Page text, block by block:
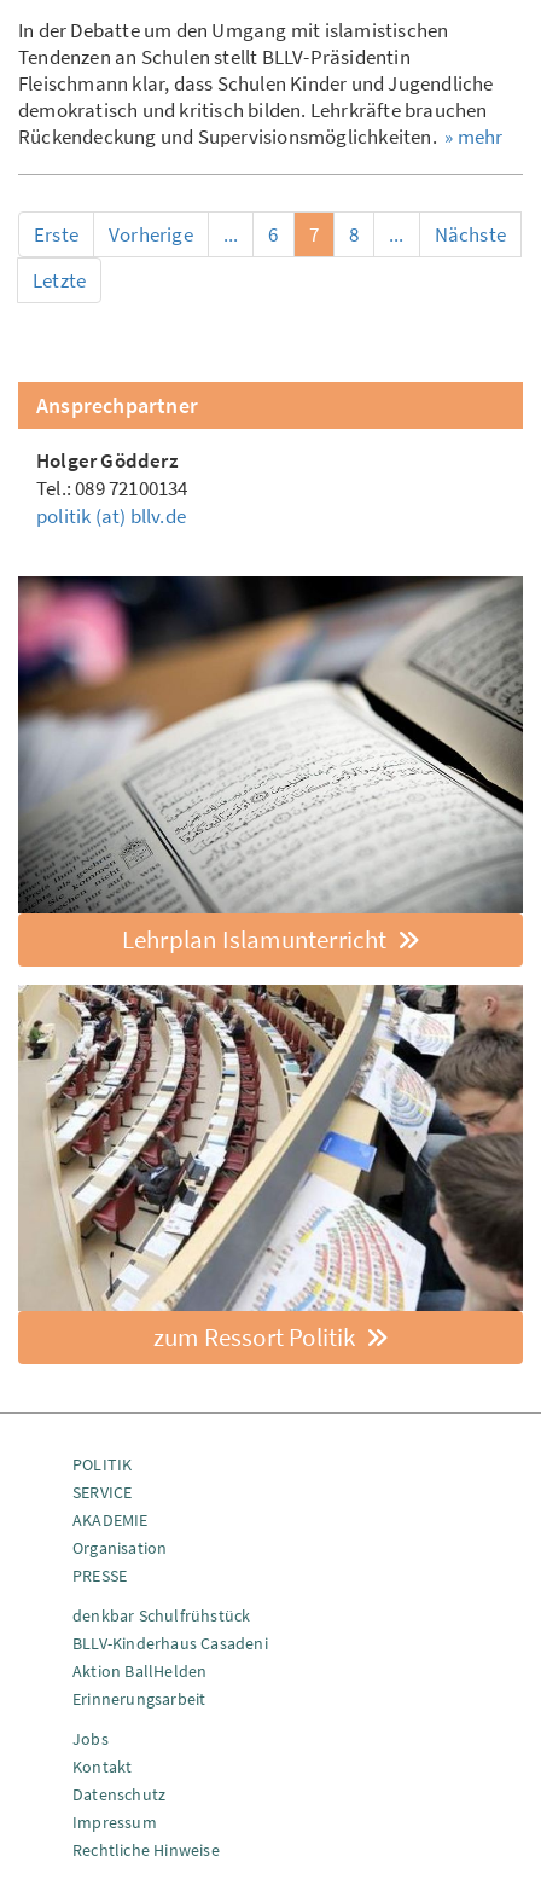
In der Debatte um den Umgang mit islamistischen
Tendenzen an Schulen stellt BLLV-Präsidentin
Fleischmann klar, dass Schulen Kinder und Jugendliche
demokratisch und kritisch bilden. Lehrkräfte brauchen
Rückendeckung und Supervisionsmöglichkeiten. » mehr
Erste Vorherige ... 6 7 8 ...
Nächste
Letzte
Ansprechpartner
Holger Gödderz
Tel.: 089 72100134
politik (at) bllv.de
Lehrplan Islamunterricht
zum Ressort Politik
POLITIK
SERVICE
AKADEMIE
Organisation
PRESSE
denkbar Schulfrühstück
BLLV-Kinderhaus Casadeni
Aktion BallHelden
Erinnerungsarbeit
Jobs
Kontakt
Datenschutz
Impressum
Rechtliche Hinweise